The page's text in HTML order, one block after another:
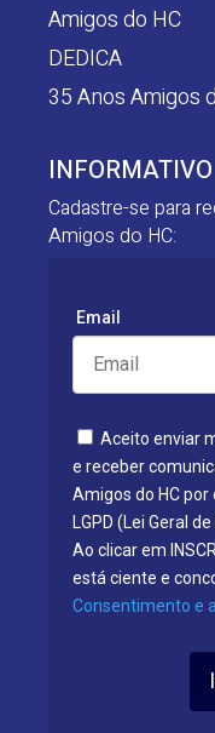
Amigos do HC
DEDICA
35 Anos Amigos
INFORMATIVO
Cadastre-se para
Amigos do HC:
Email
Aceito enviar
e receber
Amigos do HC
LGPD (Lei Geral
Ao clicar em
está ciente e
Consentimento e